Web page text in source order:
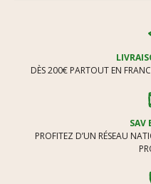
DÈS 200€ PARTOUT EN
SAV
PROFITEZ D’UN RÉSEAU